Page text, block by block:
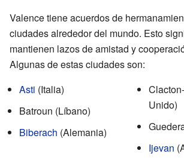
Valence tiene acuerdos de
ciudades alrededor del mundo. Esto
mantienen lazos de amistad y
Algunas de estas ciudades son:
Asti (Italia)
Batroun (Líbano)
Biberach (Alemania)
Unido)
Ijevan